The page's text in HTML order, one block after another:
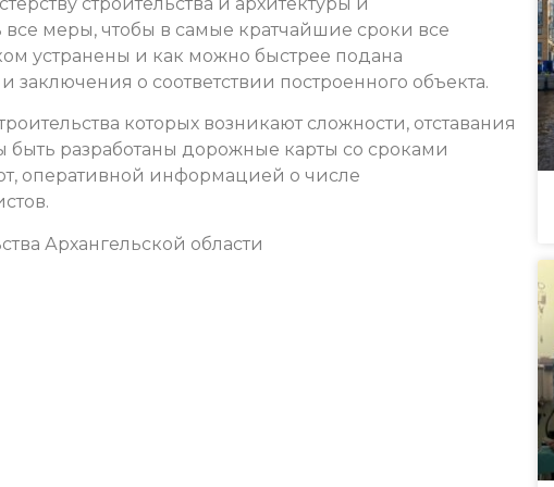
меры, чтобы в самые кратчайшие сроки все
устранены и как можно быстрее подана
о соответствии построенного объекта.
которых возникают сложности, отставания
быть разработаны дорожные карты со сроками
оперативной информацией о числе
Архангельской области